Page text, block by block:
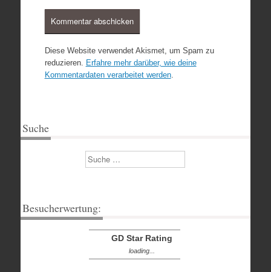
Diese Website verwendet Akismet, um Spam zu
reduzieren. Erfahre mehr darüber, wie deine
Kommentardaten verarbeitet werden.
Suche
Suchen
Besucherwertung:
GD Star Rating
loading...